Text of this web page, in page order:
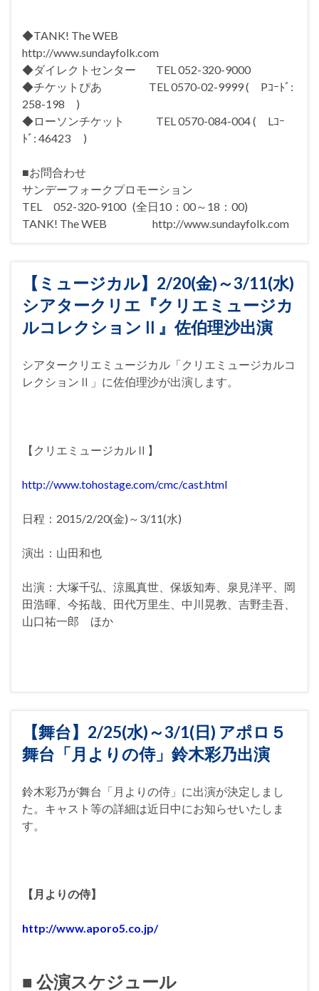
◆TANK! The WEB
http://www.sundayfolk.com
◆ダイレクトセンター TEL 052-320-9000
◆チケットぴあ TEL 0570-02-9999 ( Pｺｰﾄﾞ:
258-198 )
◆ローソンチケット TEL 0570-084-004 ( Lｺｰ
ﾄﾞ: 46423 )
■お問合わせ
サンデーフォークプロモーション
TEL 052-320-9100 (全日10：00～18：00)
TANK! The WEB http://www.sundayfolk.com
【ミュージカル】2/20(金)～3/11(水)
シアタークリエ『クリエミュージカ
ルコレクションⅡ』佐伯理沙出演
シアタークリエミュージカル「クリエミュージカルコ
レクションⅡ」に佐伯理沙が出演します。
【クリエミュージカルⅡ】
http://www.tohostage.com/cmc/cast.html
日程：2015/2/20(金)～3/11(水)
演出：山田和也
出演：大塚千弘、涼風真世、保坂知寿、泉見洋平、岡
田浩暉、今拓哉、田代万里生、中川晃教、吉野圭吾、
山口祐一郎 ほか
【舞台】2/25(水)～3/1(日) アポロ５
舞台「月よりの侍」鈴木彩乃出演
鈴木彩乃が舞台「月よりの侍」に出演が決定しまし
た。キャスト等の詳細は近日中にお知らせいたしま
す。
【月よりの侍】
http://www.aporo5.co.jp/
■ 公演スケジュール